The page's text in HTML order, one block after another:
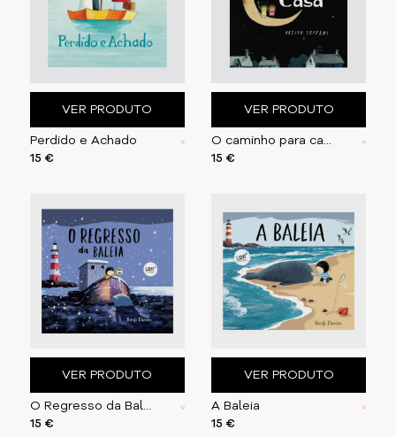
VER PRODUTO
Perdido e Achado
15 €
VER PRODUTO
15 €
VER PRODUTO
O Regresso da Baleia
15 €
VER PRODUTO
A Baleia
15 €